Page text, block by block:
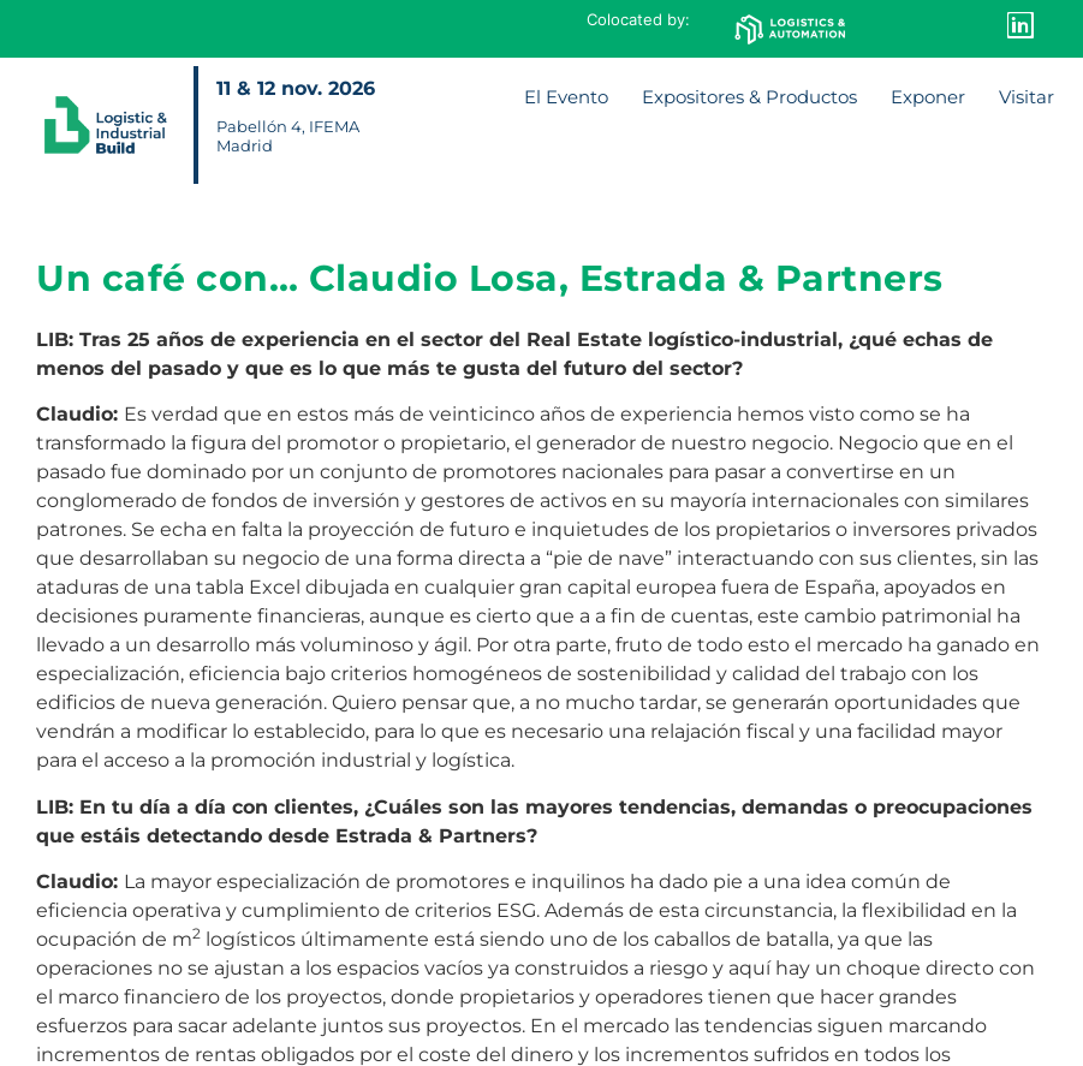
Colocated by:
11 & 12 nov. 2026
Pabellón 4, IFEMA
Madrid
El Evento Expositores & Productos Exponer Visitar
Un café con… Claudio Losa, Estrada & Partners
LIB: Tras 25 años de experiencia en el sector del Real Estate logístico-industrial, ¿qué echas de
menos del pasado y que es lo que más te gusta del futuro del sector?
Claudio: Es verdad que en estos más de veinticinco años de experiencia hemos visto como se ha
transformado la figura del promotor o propietario, el generador de nuestro negocio. Negocio que en el
pasado fue dominado por un conjunto de promotores nacionales para pasar a convertirse en un
conglomerado de fondos de inversión y gestores de activos en su mayoría internacionales con similares
patrones. Se echa en falta la proyección de futuro e inquietudes de los propietarios o inversores privados
que desarrollaban su negocio de una forma directa a “pie de nave” interactuando con sus clientes, sin las
ataduras de una tabla Excel dibujada en cualquier gran capital europea fuera de España, apoyados en
decisiones puramente financieras, aunque es cierto que a a fin de cuentas, este cambio patrimonial ha
llevado a un desarrollo más voluminoso y ágil. Por otra parte, fruto de todo esto el mercado ha ganado en
especialización, eficiencia bajo criterios homogéneos de sostenibilidad y calidad del trabajo con los
edificios de nueva generación. Quiero pensar que, a no mucho tardar, se generarán oportunidades que
vendrán a modificar lo establecido, para lo que es necesario una relajación fiscal y una facilidad mayor
para el acceso a la promoción industrial y logística.
LIB: En tu día a día con clientes, ¿Cuáles son las mayores tendencias, demandas o preocupaciones
que estáis detectando desde Estrada & Partners?
Claudio: La mayor especialización de promotores e inquilinos ha dado pie a una idea común de
eficiencia operativa y cumplimiento de criterios ESG. Además de esta circunstancia, la flexibilidad en la
ocupación de m2 logísticos últimamente está siendo uno de los caballos de batalla, ya que las
operaciones no se ajustan a los espacios vacíos ya construidos a riesgo y aquí hay un choque directo con
el marco financiero de los proyectos, donde propietarios y operadores tienen que hacer grandes
esfuerzos para sacar adelante juntos sus proyectos. En el mercado las tendencias siguen marcando
incrementos de rentas obligados por el coste del dinero y los incrementos sufridos en todos los